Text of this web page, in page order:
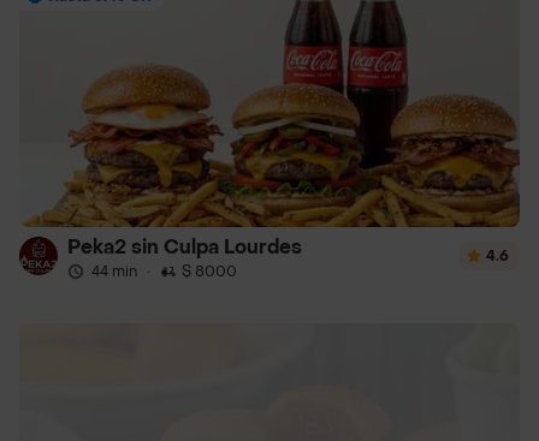
Peka2 sin Culpa Lourdes
44 min · $ 8000
4.6